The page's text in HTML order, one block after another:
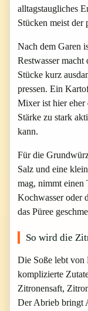
alltagstaugliches
Stücken meist der
Nach dem Garen
Restwasser
Stücke kurz
pressen. Ein
Mixer ist hier eher
Stärke zu stark
kann.
Für die
Salz und eine
mag, nimmt
Kochwasser oder
das Püree
So wird die
Die Soße lebt von
komplizierte
Zitronensaft,
Der Abrieb bringt